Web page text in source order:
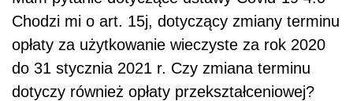
Chodzi mi o art. 15j, dotyczący zmiany terminu
opłaty za użytkowanie wieczyste za rok 2020
do 31 stycznia 2021 r. Czy zmiana terminu
dotyczy również opłaty przekształceniowej?